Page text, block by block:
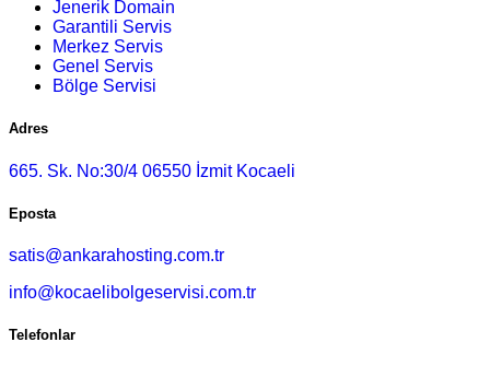
Jenerik Domain
Garantili Servis
Merkez Servis
Genel Servis
Bölge Servisi
Adres
665. Sk. No:30/4 06550 İzmit Kocaeli
Eposta
satis@ankarahosting.com.tr
info@kocaelibolgeservisi.com.tr
Telefonlar